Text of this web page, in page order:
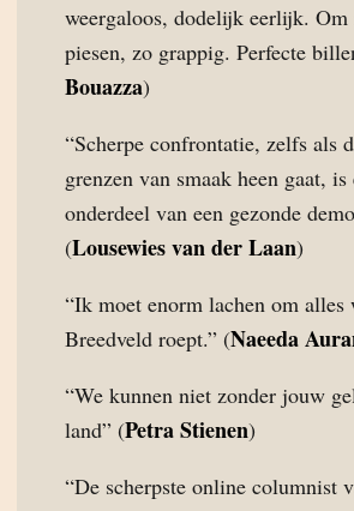
weergaloos, dodelijk eerlijk.
piesen, zo grappig. Perfecte
Bouazza)
“Scherpe confrontatie, zelfs als
grenzen van smaak heen gaat, is
onderdeel van een gezonde
(Lousewies van der Laan)
“Ik moet enorm lachen om alles
Breedveld roept.” (Naeeda
“We kunnen niet zonder jouw
land” (Petra Stienen)
“De scherpste online columnist